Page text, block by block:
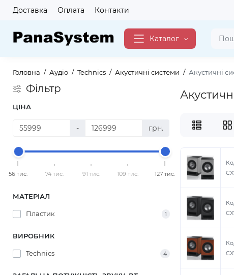
Доставка Оплата Контакти
Каталог
Головна Аудіо Technics Акустичні системи Акустичні
Фільтр
ЦІНА
- грн.
56 тис. 74 тис. 91 тис. 109 тис. 127 тис.
МАТЕРІАЛ
Пластик 1
ВИРОБНИК
Technics 4